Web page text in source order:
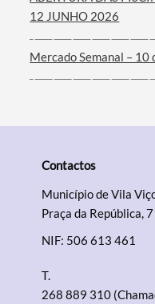
12 JUNHO 2026
Mercado Semanal – 10
Contactos
Município de Vila
Praça da República,
NIF: 506 613 461
T.
268 889 310